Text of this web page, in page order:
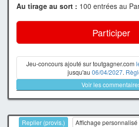
Au tirage au sort : 100 entrées au
Participer
Jeu-concours ajouté sur toutgagner.com
jusqu'au 06/04/2027.
Voir les
Replier (provis.) Affichage personnalisé